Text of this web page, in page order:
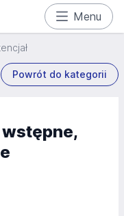
Menu
Powrót do kategorii